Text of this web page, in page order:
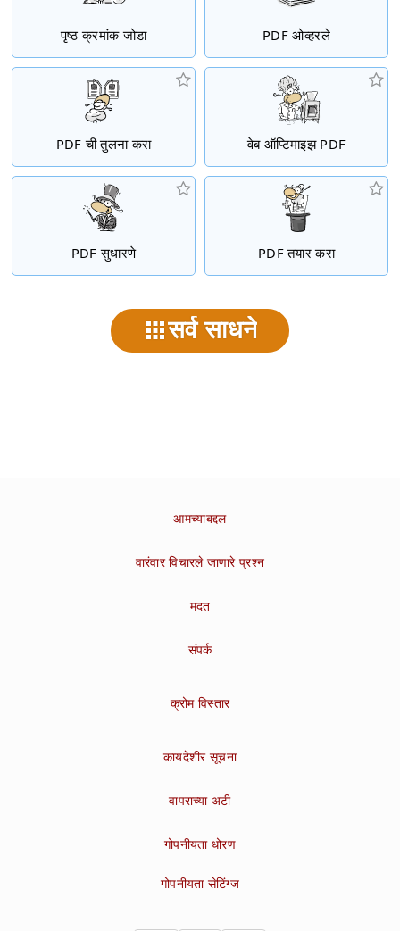
पृष्ठ क्रमांक जोडा PDF ओव्हरले
PDF ची तुलना करा वेब ऑप्टिमाइझ PDF
PDF सुधारणे PDF तयार करा
सर्व साधने
आमच्याबद्दल
वारंवार विचारले जाणारे प्रश्न
मदत
संपर्क
क्रोम विस्तार
कायदेशीर सूचना
वापराच्या अटी
गोपनीयता धोरण
गोपनीयता सेटिंग्ज